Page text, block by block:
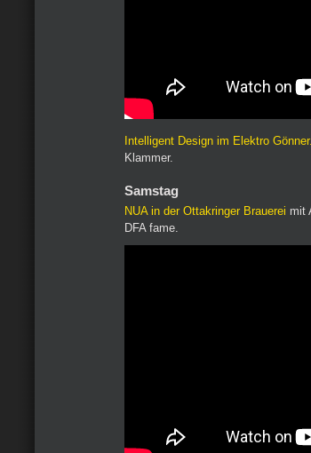
Intelligent Design im Elektro Gönner.
Klammer.
Samstag
NUA in der Ottakringer Brauerei mit
DFA fame.